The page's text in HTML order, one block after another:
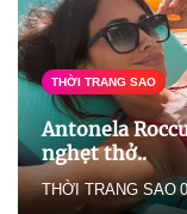
THỜI TRANG SAO
Antonela
nghẹt thở..
THỜI TRANG SAO